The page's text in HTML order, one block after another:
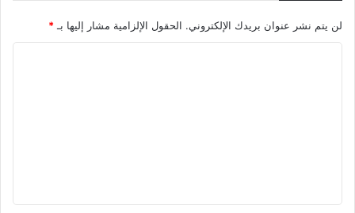
لن يتم نشر عنوان بريدك الإلكتروني. الحقول الإلزامية مشار إليها بـ *